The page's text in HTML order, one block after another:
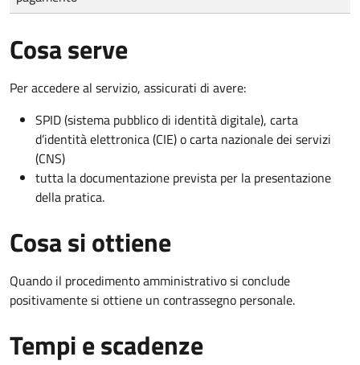
Cosa serve
Per accedere al servizio, assicurati di avere:
SPID (sistema pubblico di identità digitale), carta
d’identità elettronica (CIE) o carta nazionale dei servizi
(CNS)
tutta la documentazione prevista per la presentazione
della pratica.
Cosa si ottiene
Quando il procedimento amministrativo si conclude
positivamente si ottiene un contrassegno personale.
Tempi e scadenze